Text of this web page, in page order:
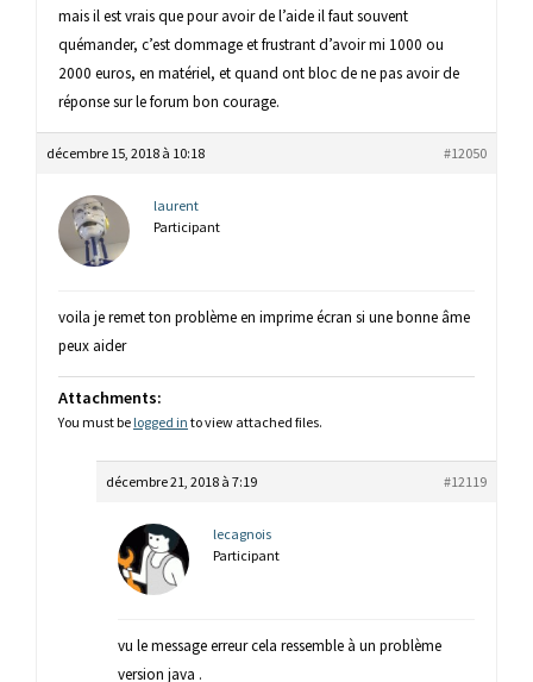
mais il est vrais que pour avoir de l’aide il faut souvent
quémander, c’est dommage et frustrant d’avoir mi 1000 ou
2000 euros, en matériel, et quand ont bloc de ne pas avoir de
réponse sur le forum bon courage.
décembre 15, 2018 à 10:18 #12050
laurent
Participant
voila je remet ton problème en imprime écran si une bonne âme
peux aider
Attachments:
You must be logged in to view attached files.
décembre 21, 2018 à 7:19 #12119
lecagnois
Participant
vu le message erreur cela ressemble à un problème
version java .